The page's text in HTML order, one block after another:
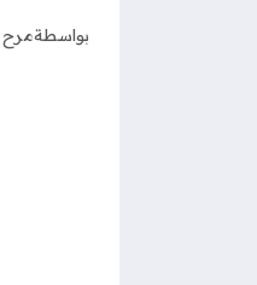
بواسطةمرح